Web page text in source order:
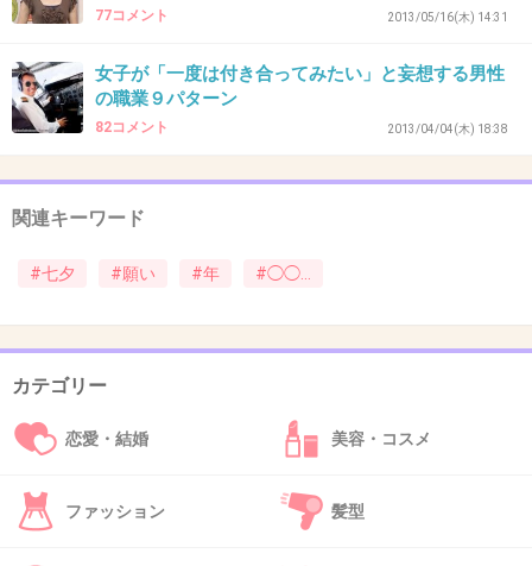
経過診察中の病気が良くなりますように(T-T)
-0
47. 匿名 2013/07/02(火) 07:46:40
あの人と結婚する！
素敵な彼氏ができて、結婚できますように。
+30
77コメント 2013/05/16(木) 14:31
女子が「一度は付き合ってみたい」と妄想する男性
の職業９パターン
82コメント 2013/04/04(木) 18:38
関連キーワード
#七夕 #願い #年 #◯◯…
カテゴリー
恋愛・結婚 美容・コスメ
ファッション 髪型